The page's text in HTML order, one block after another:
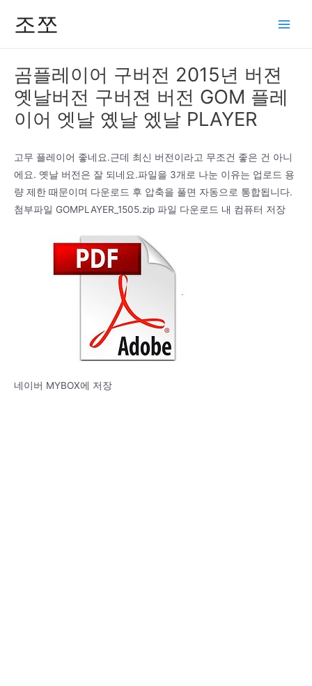
조쪼
곰플레이어 구버전 2015년 버젼
옛날버전 구버젼 버전 GOM 플레
이어 엣날 옜날 엤날 PLAYER
고무 플레이어 좋네요.근데 최신 버전이라고 무조건 좋은 건 아니
에요. 옛날 버전은 잘 되네요.파일을 3개로 나눈 이유는 업로드 용
량 제한 때문이며 다운로드 후 압축을 풀면 자동으로 통합됩니다.
첨부파일 GOMPLAYER_1505.zip 파일 다운로드 내 컴퓨터 저장
네이버 MYBOX에 저장